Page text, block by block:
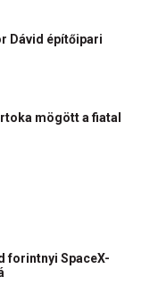
Dávid építőipari
mögött a fiatal
forintnyi SpaceX-